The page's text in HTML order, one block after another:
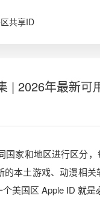
共享ID
| 2026年最新可
国家和地区进行区分
本土游戏、动漫相
美国区 Apple ID 就是